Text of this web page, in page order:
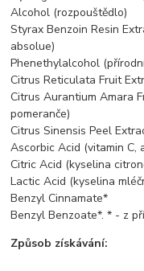
Alcohol (rozpouštědlo)
Styrax Benzoin Resin
absolue)
Phenethylalcohol
Citrus Reticulata Fruit
Citrus Aurantium Amara
pomeranče)
Citrus Sinensis Peel
Ascorbic Acid (vitamin C,
Citric Acid (kyselina
Lactic Acid (kyselina
Benzyl Cinnamate*
Benzyl Benzoate*. * - z
Způsob získávání: